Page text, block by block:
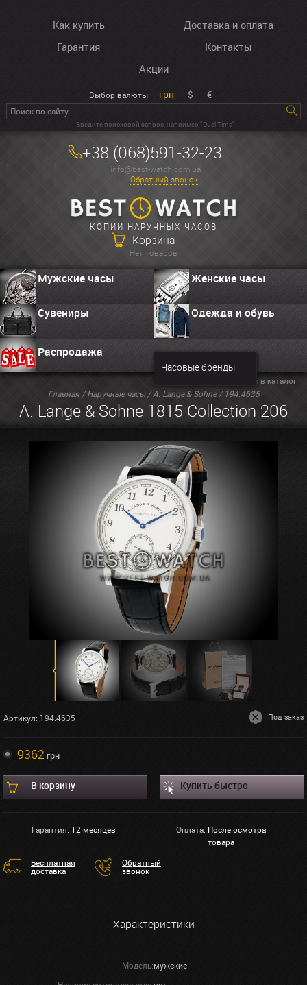
Как купить
Доставка и оплата
Гарантия
Контакты
Акции
Выбор валюты: грн $ €
Введите поисковой запрос, например “Dual Time”
+38 (068)591-32-23
info@best-watch.com.ua
Обратный звонок
КОПИИ НАРУЧНЫХ ЧАСОВ
Корзина
Нет товаров
Мужские часы Женские часы
Сувениры Одежда и обувь
Распродажа
Часовые бренды
Главная/Наручные часы/A. Lange & Sohne/ 194.4635
A. Lange & Sohne 1815 Collection 206
Вернуться в каталог
Артикул: 194.4635 Под заказ
9362 грн
В корзину Купить быстро
Гарантия: 12 месяцев Оплата: После осмотра
товара
Бесплатная
доставка
Обратный
звонок
Характеристики
Модель:мужские